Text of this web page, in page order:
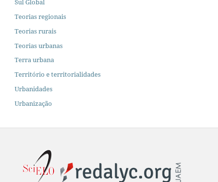
Sul Global
Teorias regionais
Teorias rurais
Teorias urbanas
Terra urbana
Território e territorialidades
Urbanidades
Urbanização